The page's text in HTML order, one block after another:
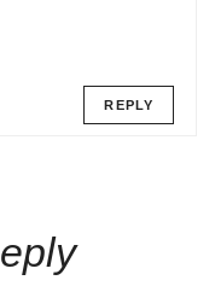
REPLY